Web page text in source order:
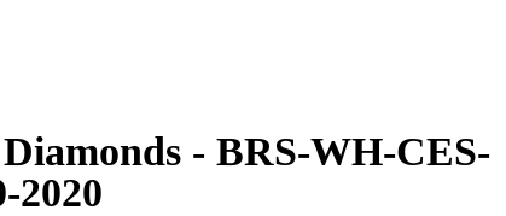
- BRS-WH-CES-
2020